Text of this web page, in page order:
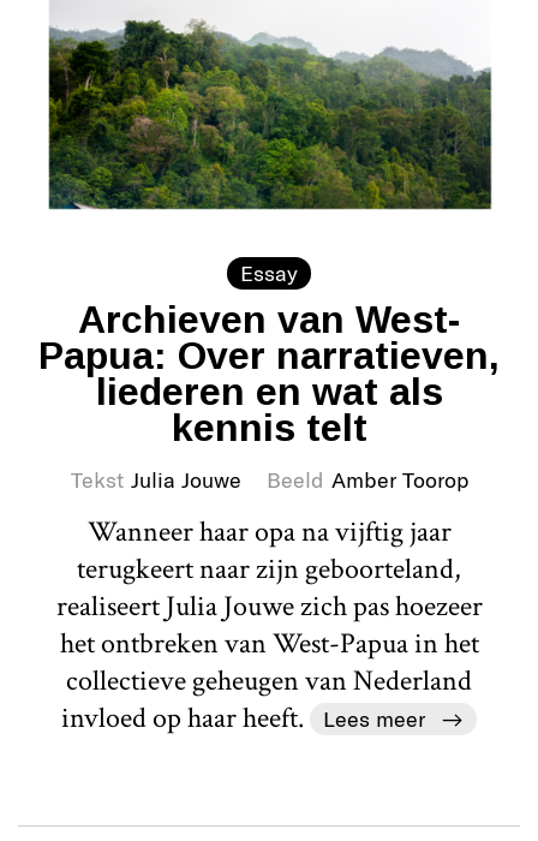
Essay
Archieven van West-
Papua: Over narratieven,
liederen en wat als
kennis telt
Tekst Julia Jouwe Beeld Amber Toorop
Wanneer haar opa na vijftig jaar
terugkeert naar zijn geboorteland,
realiseert Julia Jouwe zich pas hoezeer
het ontbreken van West-Papua in het
collectieve geheugen van Nederland
invloed op haar heeft.
Lees meer